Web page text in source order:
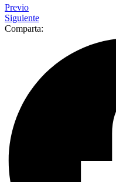
Previo
Siguiente
Comparta: